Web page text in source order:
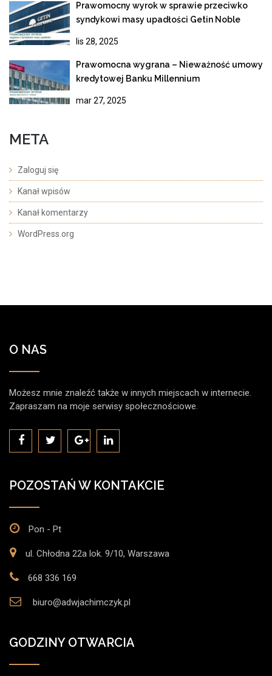
Prawomocny wyrok w sprawie przeciwko
syndykowi masy upadłości Getin Noble
lis 28, 2025
Prawomocna wygrana – Nieważność umowy
kredytowej Banku Millennium
mar 27, 2025
META
Zaloguj się
Kanał wpisów
Kanał komentarzy
WordPress.org
O NAS
Możesz mnie znaleźć także w innych miejscach w internecie.
Zapraszam na moje serwisy społecznościowe.
POZOSTAŃ W KONTAKCIE
Pon - Pt
ul. Chłodna 22a lok. 9/10, Warszawa
668 336 169
biuro@adwjachimczyk.pl
GODZINY OTWARCIA